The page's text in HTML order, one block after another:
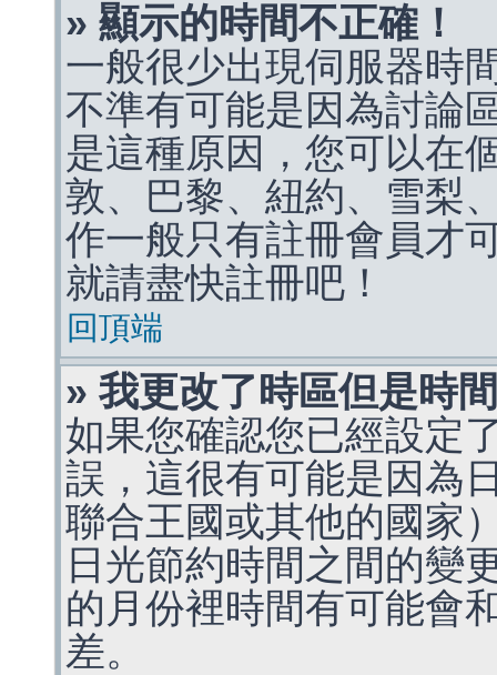
» 顯示的時間不正確！
一般很少出現伺服器時
不準有可能是因為討論
是這種原因，您可以在
敦、巴黎、紐約、雪梨
作一般只有註冊會員才
就請盡快註冊吧！
回頂端
» 我更改了時區但是時
如果您確認您已經設定
誤，這很有可能是因為
聯合王國或其他的國家
日光節約時間之間的變
的月份裡時間有可能會
差。